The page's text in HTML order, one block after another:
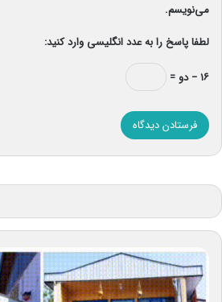
می‌نویسم.
لطفا پاسخ را به عدد انگلیسی وارد کنید:
۱۶ − دو =